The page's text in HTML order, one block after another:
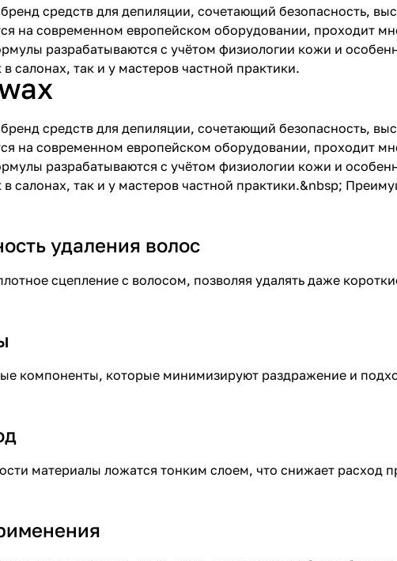
средств для депиляции, сочетающий безопасность,
на современном европейском оборудовании, проходит
разрабатываются с учётом физиологии кожи и
салонах, так и у мастеров частной практики.
средств для депиляции, сочетающий безопасность,
на современном европейском оборудовании, проходит
разрабатываются с учётом физиологии кожи и
салонах, так и у мастеров частной практики.&nbsp;
удаления волос
сцепление с волосом, позволяя удалять даже
компоненты, которые минимизируют раздражение и
материалы ложатся тонким слоем, что снижает расход